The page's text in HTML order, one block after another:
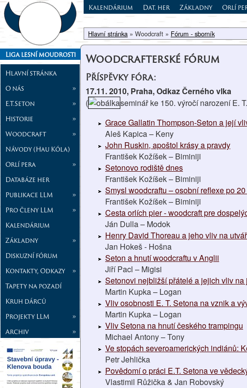
Liga lesní moudrosti
Hlavní stránka
O nás
»
E.T.Seton
»
Historie
»
Woodcraft
»
Návody (Hau Kóla)
Orlí pera
»
Databáze her
Publikace LLM
»
Pro členy LLM
»
Kalendárium
Základny
»
Diskuzní fórum
Kontakty, Odkazy
»
Tapety na pozadí
Kruh dárců
Projekty LLM
»
Archiv
»
Kalendárium Dat. her Základny Orlí
Hlavní stránka » Woodcraft » Fórum - sborník
Woodcrafterské fórum
Příspěvky fóra:
17.11. 2010, Praha, Odkaz Černého vlka
(
seminář ke 150. výročí narození E.
Grace Gallatin Thompson-Seton a její
Aleš Kapica – Keny
John Ruskin, apoštol krásy a pravdy
František Kožíšek – Biminiji
Setonovo rodiště dnes
František Kožíšek – Biminiji
Smysl woodcraftu – osobní reflexe po
František Kožíšek – Biminiji
Cesta orlích pier - woodcraft pre
Ján Dulla – Modok
Henry David Thoreau a jeho vliv na
Jan Hokeš - Hošna
Seton a hnutí woodcraftu v Anglii
Jiří Pacl – Migisi
Setonovi nejbližší přátelé a jejich vliv na
Martin Kupka – Logan
Vliv osobnosti E. T. Setona na vznik a
Martin Kupka – Logan
Vliv Setona na hnutí českého trampingu
Michael Antony – Tony
Ve stopách severoamerických indiánů:
Petr Jehlička
Povědomí o práci E.T. Setona ve
Vlastimil Růžička & Jan Robovský